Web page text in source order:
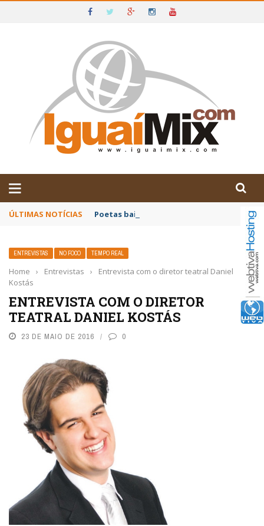
IGUAÍ E SUDOESTE DA BAHIA
ÚLTIMAS NOTÍCIAS Poetas baianos representam o Brasil no
ENTREVISTAS NO FOCO TEMPO REAL
Home › Entrevistas ›
Entrevista com o diretor teatral Daniel
Kostás
ENTREVISTA COM O DIRETOR
TEATRAL DANIEL KOSTÁS
23 DE MAIO DE 2016 0